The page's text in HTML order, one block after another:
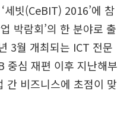
세빗(CeBIT) 2016’에 참
박람회’의 한 분야로 출
3월 개최되는 ICT 전문
중심 재편 이후 지난해부
간 비즈니스에 초점이 맞